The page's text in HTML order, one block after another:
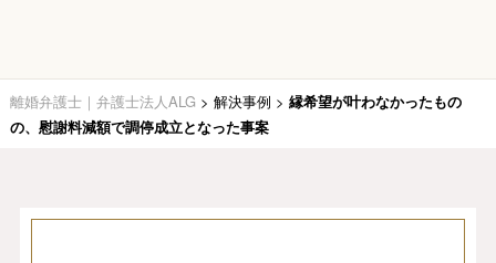
離婚弁護士｜弁護士法人ALG > 解決事例 > 縁希望が叶わなかったもの
の、慰謝料減額で調停成立となった事案